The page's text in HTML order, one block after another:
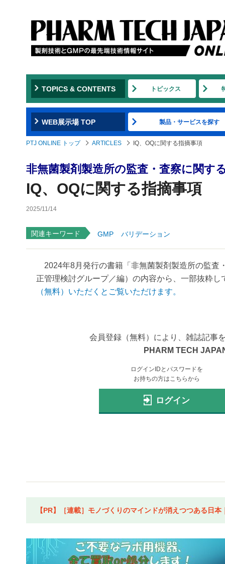
TOPICS & CONTENTS トピックス
WEB展示場 TOP 製品・サービスを探す
PTJ ONLINE トップ ARTICLES IQ、OQに関する指摘事項
非無菌製剤製造所の監査・査察に関す
IQ、OQに関する指摘事項
2025/11/14
関連キーワード GMP バリデーション
2024年8月発行の書籍「非無菌製剤製造所の監査
正管理検討グループ／編）の内容から、一部抜粋
（無料）いただくとご覧いただけます。
会員登録（無料）により、雑誌記事
PHARM TECH
ログインIDとパスワードを
お持ちの方はこちらから
ログイン
【PR】［連載］モノづくりのマインドが消えつつある日